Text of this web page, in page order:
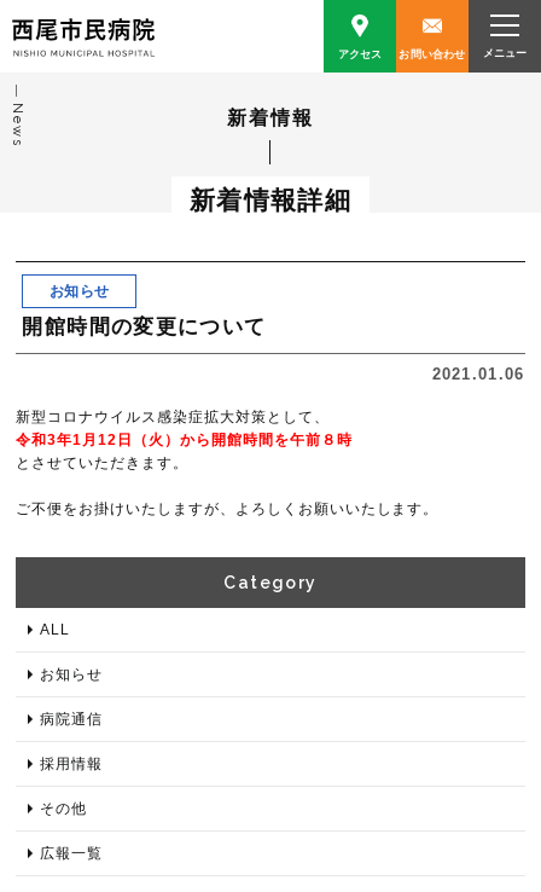
アクセス お問い合わせ
News 新着情報
新着情報詳細
お知らせ
開館時間の変更について
2021.01.06
新型コロナウイルス感染症拡大対策として、
令和3年1月12日（火）から開館時間を午前８時
とさせていただきます。
ご不便をお掛けいたしますが、よろしくお願いいたします。
Category​
ALL
お知らせ
病院通信
採用情報
その他
広報一覧